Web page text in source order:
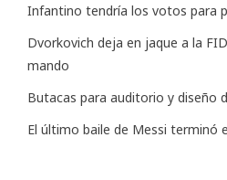
Infantino tendría los votos para
Dvorkovich deja en jaque a la
mando
Butacas para auditorio y diseño
El último baile de Messi terminó